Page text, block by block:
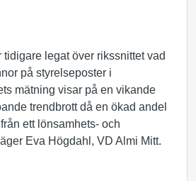
legat över rikssnittet vad
på styrelseposter i
mätning visar på en vikande
trendbrott då en ökad andel
ett lönsamhets- och
Eva Högdahl, VD Almi Mitt.